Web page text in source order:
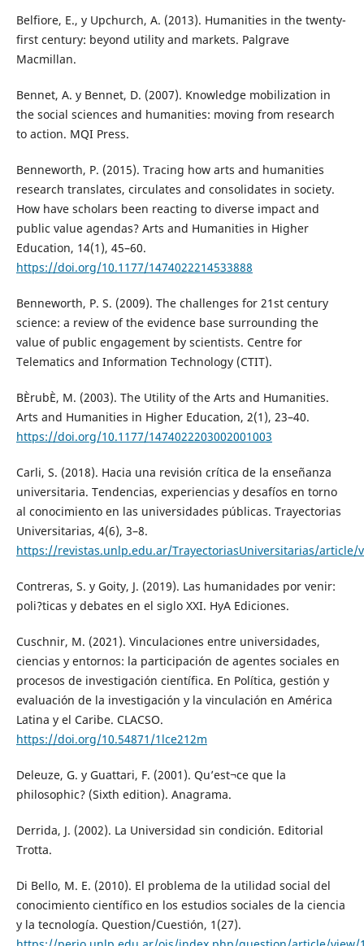
Belfiore, E., y Upchurch, A. (2013). Humanities in the twenty-
first century: beyond utility and markets. Palgrave
Macmillan.
Bennet, A. y Bennet, D. (2007). Knowledge mobilization in
the social sciences and humanities: moving from research
to action. MQI Press.
Benneworth, P. (2015). Tracing how arts and humanities
research translates, circulates and consolidates in society.
How have scholars been reacting to diverse impact and
public value agendas? Arts and Humanities in Higher
Education, 14(1), 45–60.
https://doi.org/10.1177/1474022214533888
Benneworth, P. S. (2009). The challenges for 21st century
science: a review of the evidence base surrounding the
value of public engagement by scientists. Centre for
Telematics and Information Technology (CTIT).
BÈrubÈ, M. (2003). The Utility of the Arts and Humanities.
Arts and Humanities in Higher Education, 2(1), 23–40.
https://doi.org/10.1177/1474022203002001003
Carli, S. (2018). Hacia una revisión crítica de la enseñanza
universitaria. Tendencias, experiencias y desafíos en torno
al conocimiento en las universidades públicas. Trayectorias
Universitarias, 4(6), 3–8.
https://revistas.unlp.edu.ar/TrayectoriasUniversitarias/article/
Contreras, S. y Goity, J. (2019). Las humanidades por venir:
poli?ticas y debates en el siglo XXI. HyA Ediciones.
Cuschnir, M. (2021). Vinculaciones entre universidades,
ciencias y entornos: la participación de agentes sociales en
procesos de investigación científica. En Política, gestión y
evaluación de la investigación y la vinculación en América
Latina y el Caribe. CLACSO.
https://doi.org/10.54871/1lce212m
Deleuze, G. y Guattari, F. (2001). Qu’est¬ce que la
philosophic? (Sixth edition). Anagrama.
Derrida, J. (2002). La Universidad sin condición. Editorial
Trotta.
Di Bello, M. E. (2010). El problema de la utilidad social del
conocimiento científico en los estudios sociales de la ciencia
y la tecnología. Question/Cuestión, 1(27).